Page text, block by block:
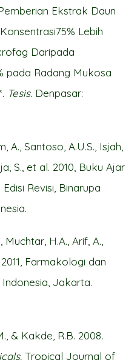
Ekstrak Daun
Lebih
Daripada
pada Radang Mukosa
Tesis. Denpasar:
A., Santoso, A.U.S., Isjah,
S., et al. 2010, Buku Ajar
Revisi, Binarupa
Muchtar, H.A., Arif, A.,
Farmakologi dan
Indonesia, Jakarta.
& Kakde, R.B. 2008.
Tropical Journal of